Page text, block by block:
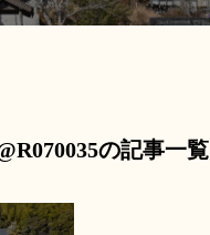
の記事一覧